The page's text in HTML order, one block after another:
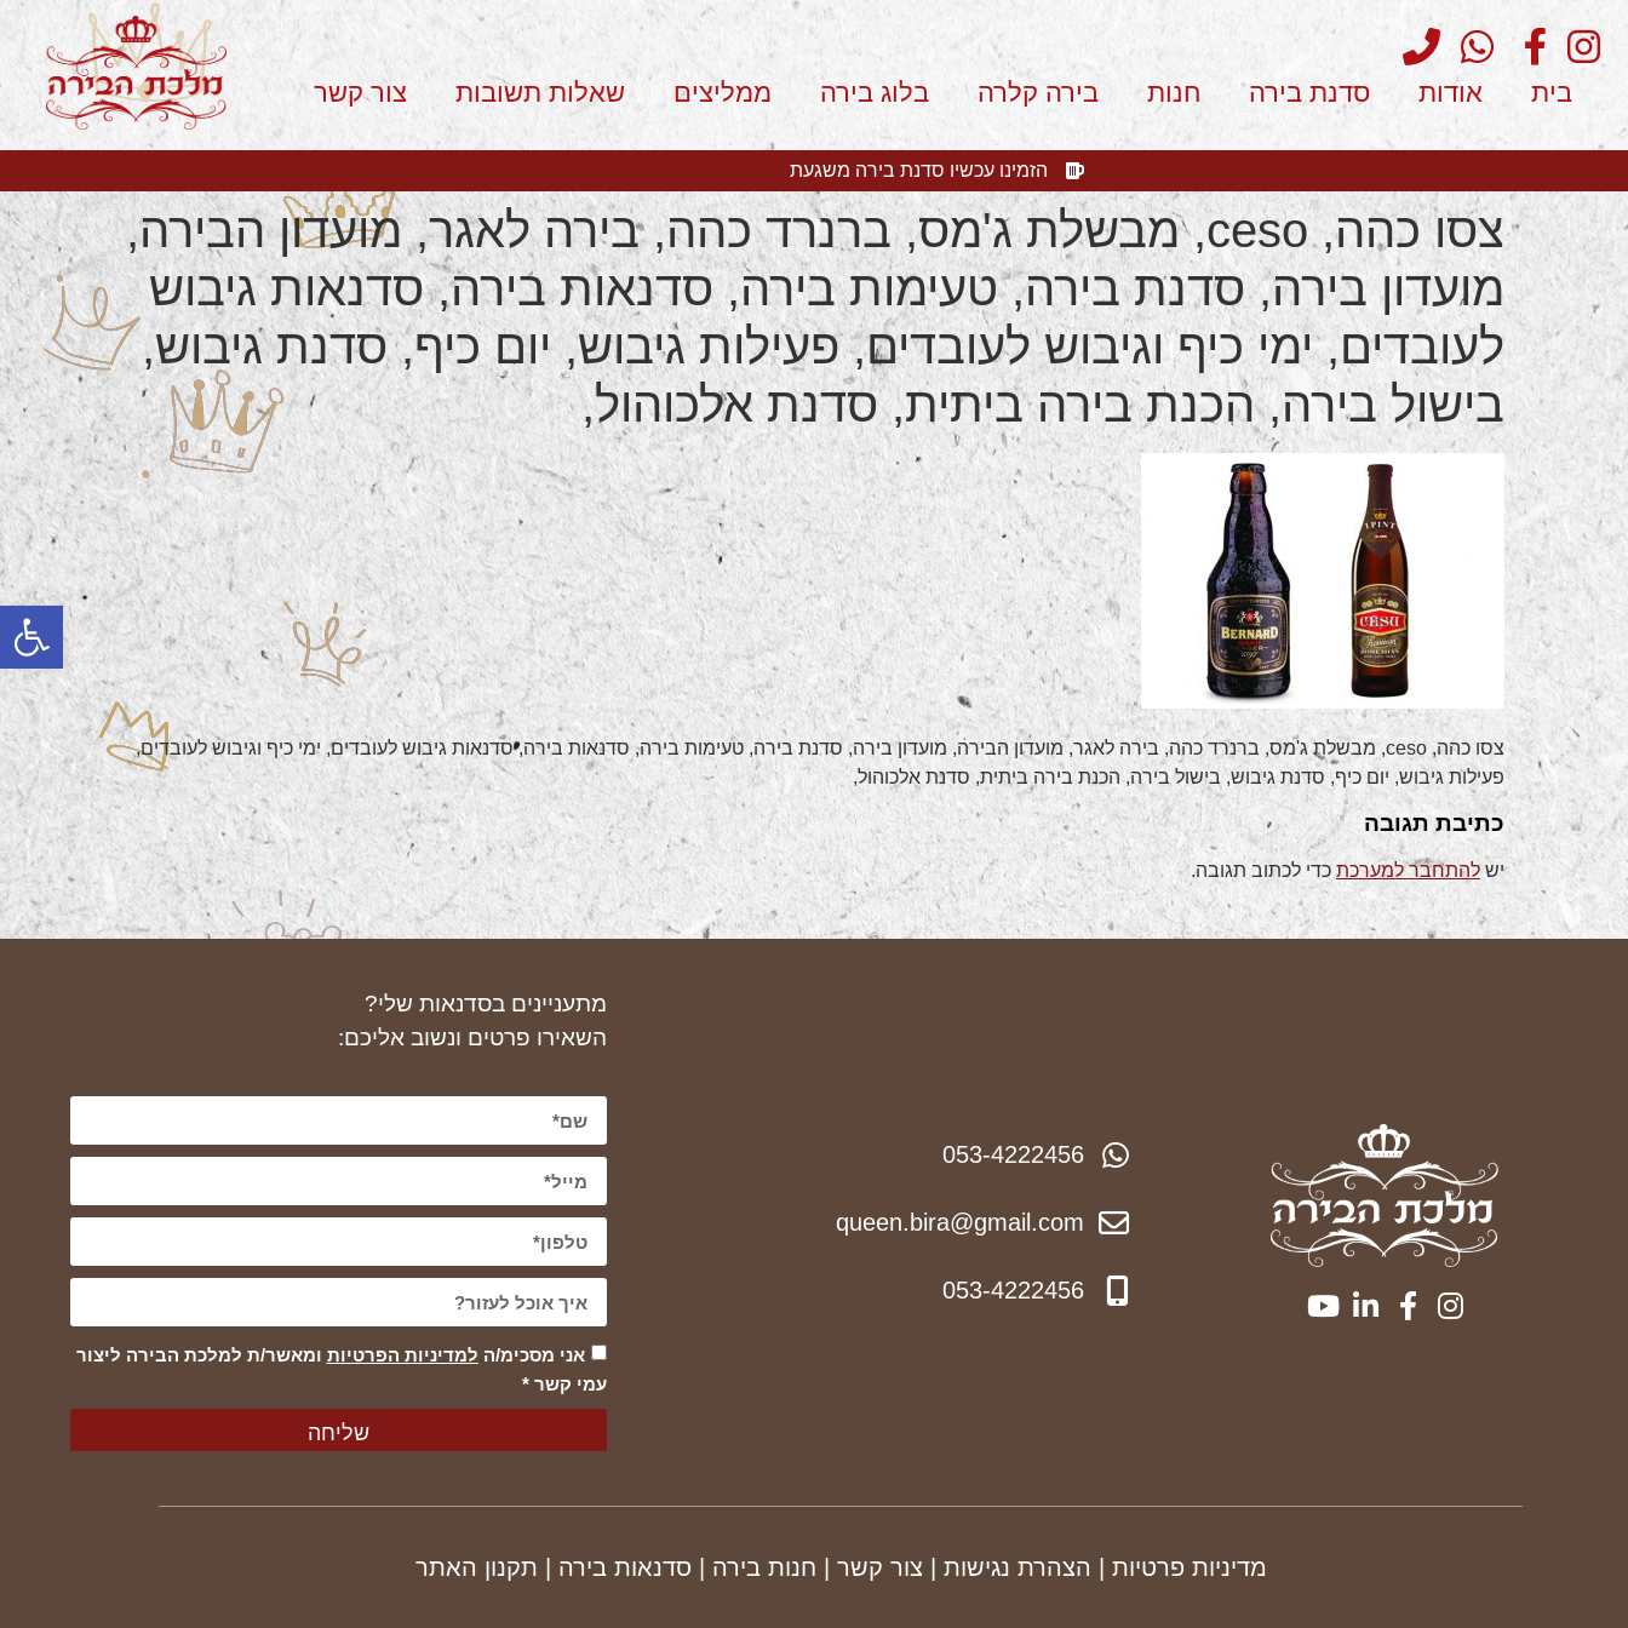
בית אודות סדנת בירה חנות בירה קלרה בלוג בירה ממליצים שאלות תשובות צור קשר
הזמינו עכשיו סדנת בירה משגעת
צסו כהה, ceso, מבשלת ג'מס, ברנרד כהה, בירה לאגר, מועדון הבירה,
מועדון בירה, סדנת בירה, טעימות בירה, סדנאות בירה, סדנאות גיבוש
לעובדים, ימי כיף וגיבוש לעובדים, פעילות גיבוש, יום כיף, סדנת גיבוש,
בישול בירה, הכנת בירה ביתית, סדנת אלכוהול,
צסו כהה, ceso, מבשלת ג'מס, ברנרד כהה, בירה לאגר, מועדון הבירה, מועדון בירה, סדנת בירה, טעימות בירה, סדנאות בירה, סדנאות גיבוש לעובדים, ימי כיף וגיבוש לעובדים,
פעילות גיבוש, יום כיף, סדנת גיבוש, בישול בירה, הכנת בירה ביתית, סדנת אלכוהול,
כתיבת תגובה
יש להתחבר למערכת כדי לכתוב תגובה.
053-4222456
queen.bira@gmail.com
053-4222456
מתעניינים בסדנאות שלי?
השאירו פרטים ונשוב אליכם:
אני מסכימ/ה למדיניות הפרטיות ומאשר/ת למלכת הבירה ליצור
עמי קשר *
שליחה
מדיניות פרטיות | הצהרת נגישות צור קשר חנות בירה סדנאות בירה תקנון האתר